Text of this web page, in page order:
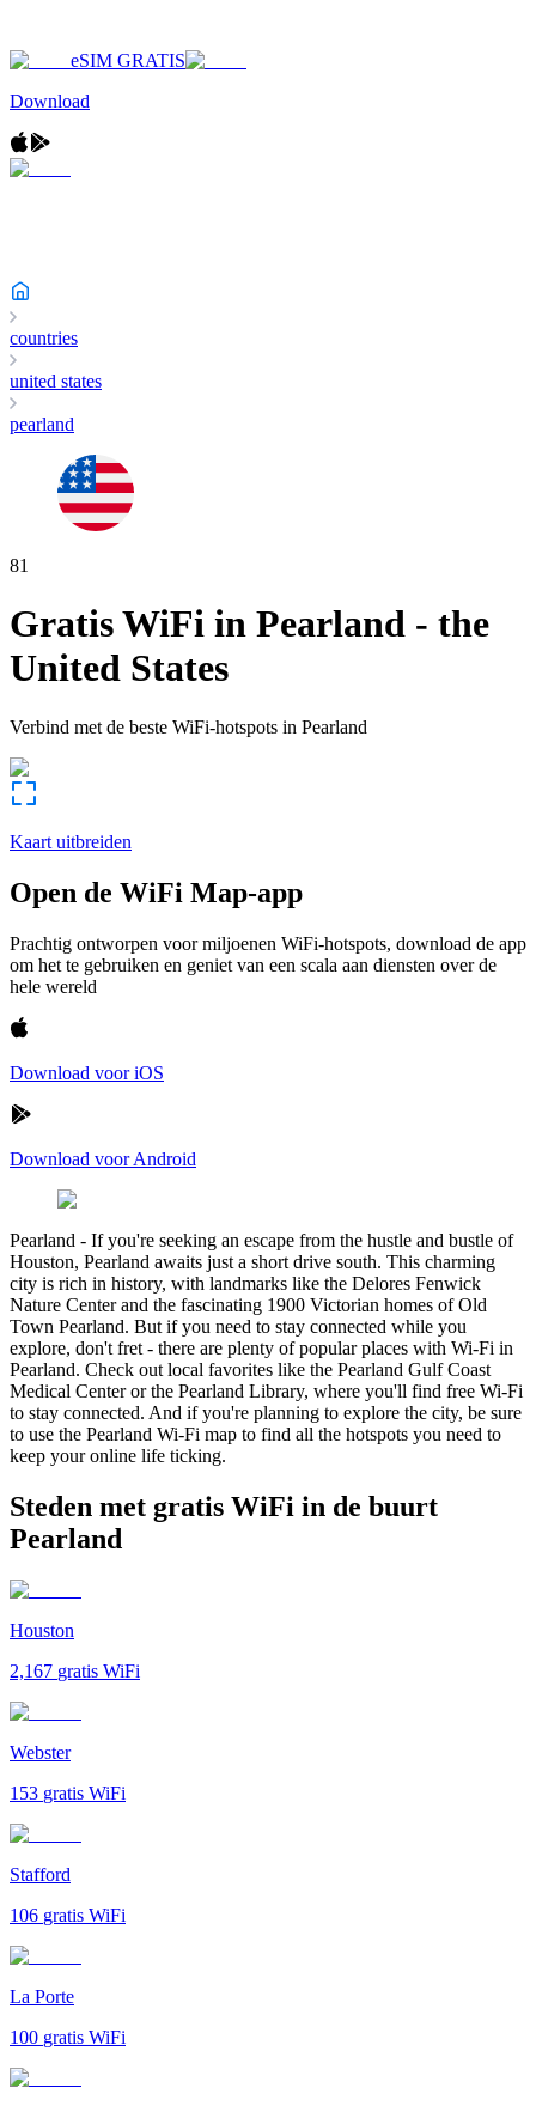
eSIM GRATIS
Download
countries
united states
pearland
81
Gratis WiFi in Pearland - the
United States
Verbind met de beste WiFi-hotspots in Pearland
Kaart uitbreiden
Open de WiFi Map-app
Prachtig ontworpen voor miljoenen WiFi-hotspots, download de app
om het te gebruiken en geniet van een scala aan diensten over de
hele wereld
Download voor iOS
Download voor Android
Pearland - If you're seeking an escape from the hustle and bustle of
Houston, Pearland awaits just a short drive south. This charming
city is rich in history, with landmarks like the Delores Fenwick
Nature Center and the fascinating 1900 Victorian homes of Old
Town Pearland. But if you need to stay connected while you
explore, don't fret - there are plenty of popular places with Wi-Fi in
Pearland. Check out local favorites like the Pearland Gulf Coast
Medical Center or the Pearland Library, where you'll find free Wi-Fi
to stay connected. And if you're planning to explore the city, be sure
to use the Pearland Wi-Fi map to find all the hotspots you need to
keep your online life ticking.
Steden met gratis WiFi in de buurt
Pearland
Houston
2,167 gratis WiFi
Webster
153 gratis WiFi
Stafford
106 gratis WiFi
La Porte
100 gratis WiFi